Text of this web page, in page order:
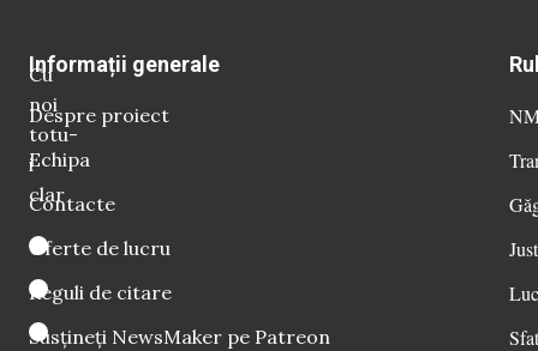
Cu
noi
totu-
i
clar
Informații generale
Despre proiect
Echipa
Contacte
Oferte de lucru
Reguli de citare
Susțineți NewsMaker pe Patreon